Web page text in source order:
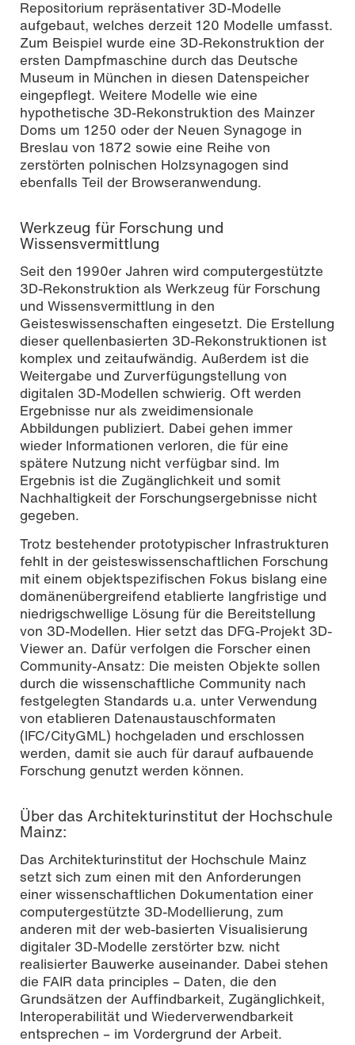
Repositorium repräsentativer 3D-Modelle
aufgebaut, welches derzeit 120 Modelle umfasst.
Zum Beispiel wurde eine 3D-Rekonstruktion der
ersten Dampfmaschine durch das Deutsche
Museum in München in diesen Datenspeicher
eingepflegt. Weitere Modelle wie eine
hypothetische 3D-Rekonstruktion des Mainzer
Doms um 1250 oder der Neuen Synagoge in
Breslau von 1872 sowie eine Reihe von
zerstörten polnischen Holzsynagogen sind
ebenfalls Teil der Browseranwendung.
Werkzeug für For­schung und
Wissensvermittlung
Seit den 1990er Jahren wird computergestützte
3D-Rekonstruktion als Werkzeug für For­schung
und Wissensvermittlung in den
Geisteswissenschaften eingesetzt. Die Erstellung
dieser quellen­basierten 3D-Rekonstruktionen ist
komplex und zeitaufwändig. Außerdem ist die
Weitergabe und Zurverfügungstellung von
digitalen 3D-Modellen schwierig. Oft werden
Ergebnisse nur als zweidimen­sionale
Abbildungen publiziert. Dabei gehen immer
wieder Informationen verloren, die für eine
spätere Nutzung nicht verfügbar sind. Im
Ergebnis ist die Zugänglichkeit und somit
Nachhaltigkeit der Forschungser­gebnis­se nicht
gegeben.
Trotz bestehender prototypischer Infrastrukturen
fehlt in der geisteswissenschaftlichen For­schung
mit einem objektspezifischen Fokus bislang eine
domänenübergreifend etablierte langfristige und
niedrigschwellige Lö­sung für die Bereitstellung
von 3D-Modellen. Hier setzt das DFG-Projekt 3D-
Viewer an. Dafür verfolgen die Forscher einen
Community-Ansatz: Die meisten Objekte sollen
durch die wissen­schaft­liche Community nach
festgelegten Standards u.a. unter Verwendung
von etablieren Datenaustauschformaten
(IFC/CityGML) hochgeladen und erschlossen
werden, damit sie auch für darauf aufbauende
Forschung genutzt werden können.
Über das Architekturinstitut der Hochschule
Mainz:
Das Architekturinstitut der Hochschule Mainz
setzt sich zum einen mit den Anforderungen
einer wissenschaftlichen Dokumentation einer
computergestützte 3D-Modellierung, zum
anderen mit der web-basierten Visualisierung
digitaler 3D-Modelle zerstörter bzw. nicht
realisierter Bauwerke auseinander. Dabei stehen
die FAIR data principles – Daten, die den
Grundsätzen der Auffindbarkeit, Zugänglichkeit,
Interoperabilität und Wiederverwendbarkeit
entsprechen – im Vordergrund der Arbeit.